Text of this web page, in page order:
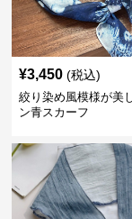
¥3,450 (税込)
絞り染め風模様が美
ン青スカーフ